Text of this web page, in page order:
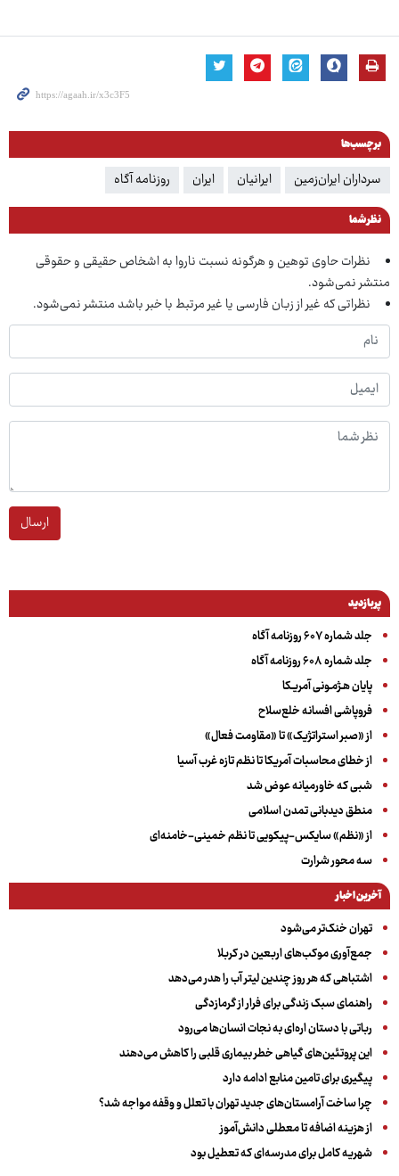
برچسب‌ها
سرداران ایران‌زمین ایرانیان ایران روزنامه آگاه
نظر شما
نظرات حاوی توهین و هرگونه نسبت ناروا به اشخاص حقیقی و حقوقی
منتشر نمی‌شود.
نظراتی که غیر از زبان فارسی یا غیر مرتبط با خبر باشد منتشر نمی‌شود.
ارسال
پربازدید
جلد شماره ۶۰۷ روزنامه آگاه
جلد شماره ۶۰۸ روزنامه آگاه
پایان هـژمـونی آمریـکا
فروپاشی افسانه خلع‌سلاح
از «صبر استراتژیک» تا «مقاومت فعال»
از خطای محاسبات آمریکا تا نظم تازه غرب آسیا
شبی که خاورمیانه عوض شد
منطق دیدبانی تمدن اسلامی
از «نظم» سایکس-پیکویی تا نظم خمینی-خامنه‌ای
سه‌ محور شرارت
آخرین اخبار
تهران خنک‌تر می‌شود
جمع‌آوری موکب‌های اربعین در کربلا
اشتباهی که هر روز چندین لیتر آب را هدر می‌دهد
راهنمای سبک زندگی برای فرار از گرمازدگی
رباتی با دستان اره‌ای به نجات انسان‌ها می‌رود
این پروتئین‌های گیاهی خطر بیماری قلبی را کاهش می‌دهند
پیگیری برای تامین منابع ادامه دارد
چرا ساخت آرامستان‌های جدید تهران با تعلل و وقفه مواجه شد؟
از هزینه اضافه تا معطلی دانش‌آموز
شهریه کامل برای مدرسه‌ای که تعطیل بود